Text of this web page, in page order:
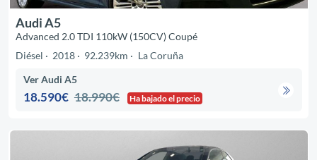
Audi A5
Advanced 2.0 TDI 110kW (150CV) Coupé
Diésel
2018 92.239km La Coruña
Ver Audi A5
18.590€ 18.990€ Ha bajado el precio